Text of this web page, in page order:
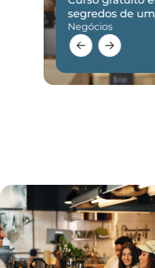
segredos de
eficaz
Negócios